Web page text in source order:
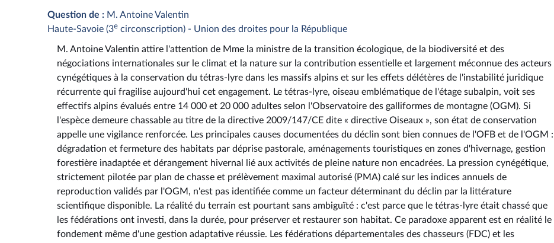
Question de : M. Antoine Valentin
Haute-Savoie (3e circonscription) - Union des droites pour la République
M. Antoine Valentin attire l'attention de Mme la ministre de la transition écologique, de la biodiversité et des
négociations internationales sur le climat et la nature sur la contribution essentielle et largement méconnue des acteurs
cynégétiques à la conservation du tétras-lyre dans les massifs alpins et sur les effets délétères de l'instabilité juridique
récurrente qui fragilise aujourd'hui cet engagement. Le tétras-lyre, oiseau emblématique de l'étage subalpin, voit ses
effectifs alpins évalués entre 14 000 et 20 000 adultes selon l'Observatoire des galliformes de montagne (OGM). Si
l'espèce demeure chassable au titre de la directive 2009/147/CE dite « directive Oiseaux », son état de conservation
appelle une vigilance renforcée. Les principales causes documentées du déclin sont bien connues de l'OFB et de l'OGM :
dégradation et fermeture des habitats par déprise pastorale, aménagements touristiques en zones d'hivernage, gestion
forestière inadaptée et dérangement hivernal lié aux activités de pleine nature non encadrées. La pression cynégétique,
strictement pilotée par plan de chasse et prélèvement maximal autorisé (PMA) calé sur les indices annuels de
reproduction validés par l'OGM, n'est pas identifiée comme un facteur déterminant du déclin par la littérature
scientifique disponible. La réalité du terrain est pourtant sans ambiguïté : c'est parce que le tétras-lyre était chassé que
les fédérations ont investi, dans la durée, pour préserver et restaurer son habitat. Ce paradoxe apparent est en réalité le
fondement même d'une gestion adaptative réussie. Les fédérations départementales des chasseurs (FDC) et les